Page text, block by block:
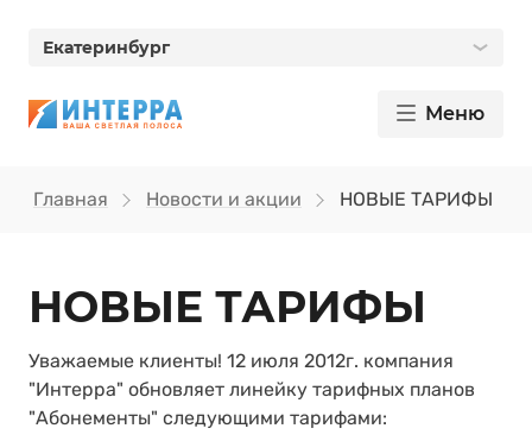
Екатеринбург
Меню
Главная Новости и акции НОВЫЕ ТАРИФЫ
НОВЫЕ ТАРИФЫ
Уважаемые клиенты! 12 июля 2012г. компания
"Интерра" обновляет линейку тарифных планов
"Абонементы" следующими тарифами: